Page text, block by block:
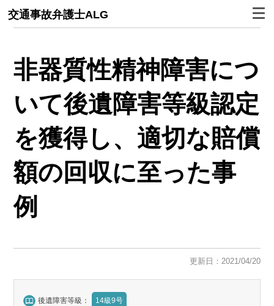
交通事故弁護士ALG
非器質性精神障害につ
いて後遺障害等級認定
を獲得し、適切な賠償
額の回収に至った事
例
更新日：2021/04/20
後遺障害等級： 14級9号